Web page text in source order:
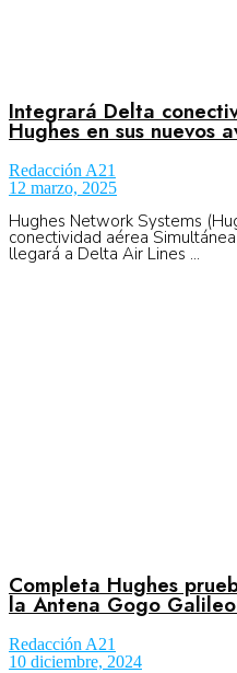
No Result
View All Result
Integrará Delta
Hughes en sus nuevos
Redacción A21
12 marzo, 2025
Hughes Network Systems
conectividad aérea
llegará a Delta Air Lines ...
Completa Hughes
la Antena Gogo
Redacción A21
10 diciembre, 2024